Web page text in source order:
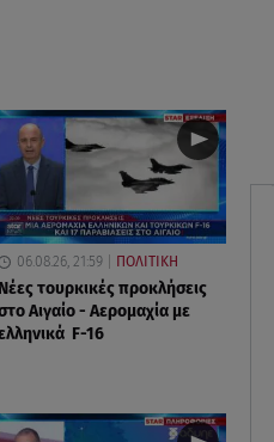
06.08.26, 21:59 ΠΟΛΙΤΙΚΗ
Νέες τουρκικές προκλήσεις
Αιγαίο - Αερομαχία με
F-16